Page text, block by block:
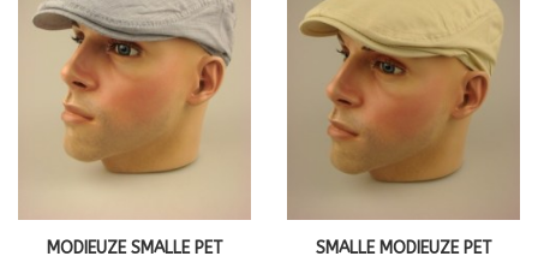
MODIEUZE SMALLE PET
SMALLE MODIEUZE PET